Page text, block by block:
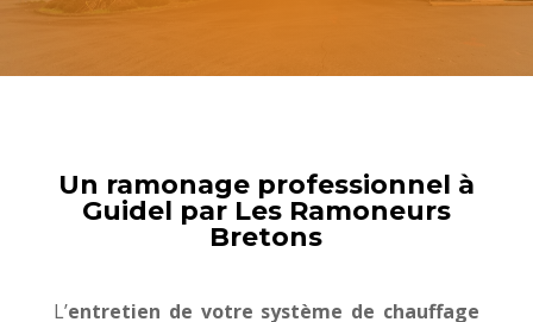
Un ramonage professionnel à
Guidel par Les Ramoneurs
Bretons
L’entretien de votre système de chauffage